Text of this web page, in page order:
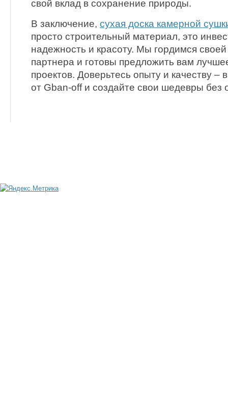
свой вклад в сохранение природы.
В заключение, сухая доска камерной
просто строительный материал, это
надежность и красоту. Мы гордимся
партнера и готовы предложить вам
проектов. Доверьтесь опыту и качеству –
от Gban-off и создайте свои шедевры без